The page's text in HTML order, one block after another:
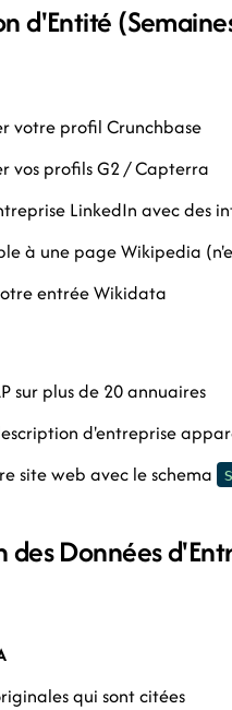
d'Entité
votre profil Crunchbase
vos profils G2 / Capterra
LinkedIn avec des
à une page Wikipedia
entrée Wikidata
sur plus de 20 annuaires
d'entreprise
site web avec le schema
des Données
qui sont citées